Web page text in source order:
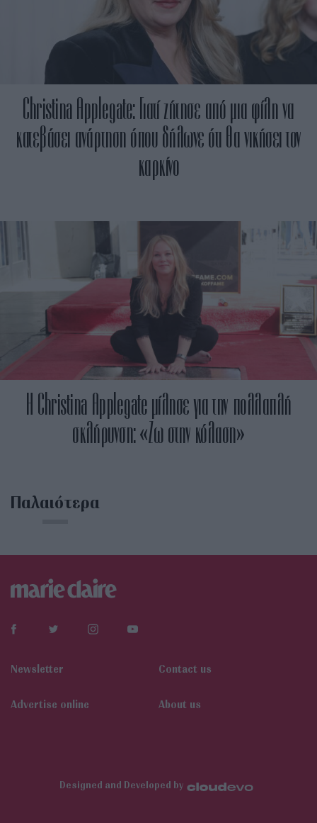
Christina Applegate: Γιατί ζήτησε από μια φίλη να
κατεβάσει ανάρτηση όπου δήλωνε ότι θα νικήσει τον
καρκίνο
Η Christina Applegate μίλησε για την πολλαπλή
σκλήρυνση: «Ζω στην κόλαση»
Παλαιότερα
Newsletter Contact us
Αdvertise online About us
Designed and Developed by